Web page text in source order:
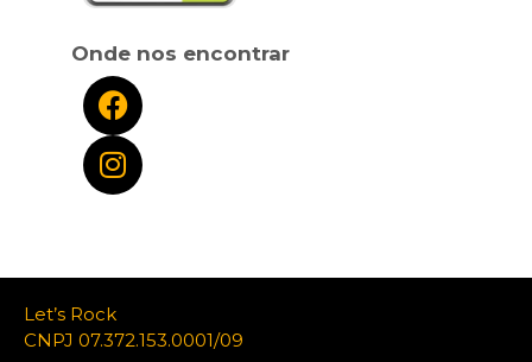
Onde nos encontrar
Let’s Rock
CNPJ 07.372.153.0001/09